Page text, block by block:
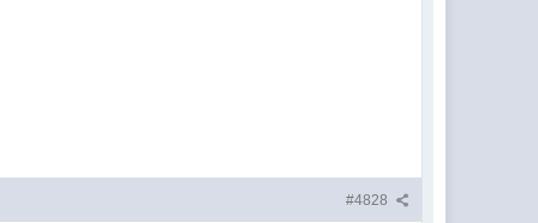
#4828